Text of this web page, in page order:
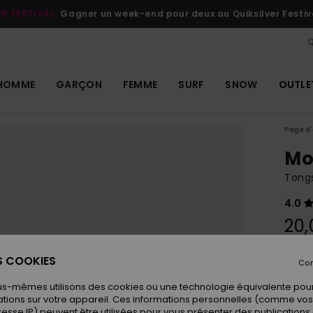
FESTIVAL Gagner un week-end pour deux au Quiksilver
GARÇON FEMME SURF SNOW
Page
4.0
COOKIES
mêmes utilisons des cookies ou une technologie équivalente
sur votre appareil. Ces informations personnelles (comme